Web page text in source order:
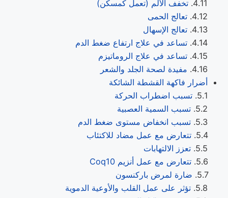
تخفف الألم (تعمل كمسكن)
تعالج الحمى
تعالج الإسهال
تساعد في علاج ارتفاع ضغط الدم
تساعد في علاج الروماتيزم
مفيدة لصحة الجلد والشعر
أضرار فاكهة القشطة الشائكة
تسبب اضطراب الحركة
تسبب السمية العصبية
تسبب انخفاض مستوى ضغط الدم
تتعارض مع عمل مضاد للاكتئاب
تعزز الالتهابات
تتعارض مع عمل أنزيم Coq10
ضارة لمرض باركنسون
تؤثر على عمل القلب والأوعية الدموية